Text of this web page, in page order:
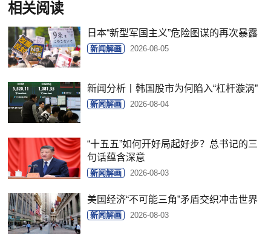
相关阅读
日本“新型军国主义”危险图谋的再次暴露
新闻解画 2026-08-05
新闻分析丨韩国股市为何陷入“杠杆漩涡”
新闻解画 2026-08-04
“十五五”如何开好局起好步？总书记的三
句话蕴含深意
新闻解画 2026-08-03
美国经济“不可能三角”矛盾交织冲击世界
新闻解画 2026-08-03